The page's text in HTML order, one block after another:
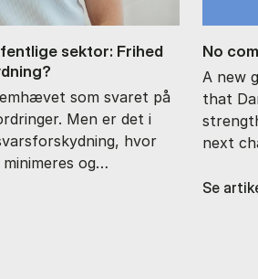
sek­tor: Fri­hed
som svaret på
Men er det i
hvor
og…
No
A new
that
next
Se